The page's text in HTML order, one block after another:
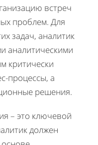
встреч
проблем. Для
задач, аналитик
аналитическими
критически
процессы, а
решения.
– это ключевой
должен